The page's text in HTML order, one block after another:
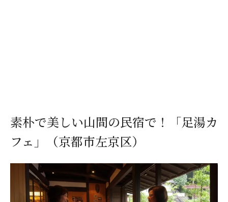
素朴で美しい山間の民宿で！「足湯カ
フェ」（京都市左京区）